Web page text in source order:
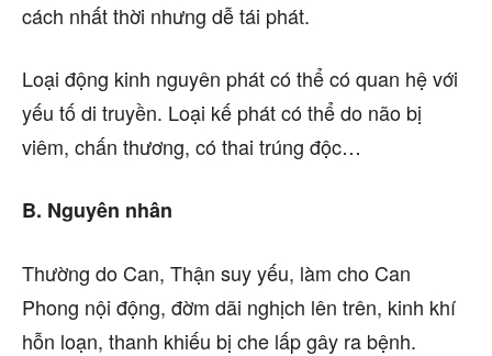
cách nhất thời nhưng dễ tái phát.
Loại động kinh nguyên phát có thể có quan hệ với
yếu tố di truyền. Loại kế phát có thể do não bị
viêm, chấn thương, có thai trúng độc…
B. Nguyên nhân
Thường do Can, Thận suy yếu, làm cho Can
Phong nội động, đờm dãi nghịch lên trên, kinh khí
hỗn loạn, thanh khiếu bị che lấp gây ra bệnh.